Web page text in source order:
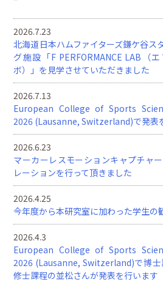
2026.7.23
北海道日本ハムファイターズ鎌ケ谷ス
グ施設「F PERFORMANCE LAB（
ボ）」を見学させていただきました
2026.7.13
European College of Sports
2026 (Lausanne, Switzerland)で発表
2026.6.23
マーカーレスモーションキャプチャ
レーションを行って頂きました
2026.4.25
今年度から本研究室に加わった学生の
2026.4.3
European College of Sports
2026 (Lausanne, Switzerland)で博
修士課程の並松さんが発表を行います